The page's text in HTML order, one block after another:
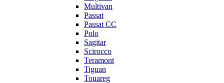
Multivan
Passat
Passat CC
Polo
Sagitar
Scirocco
Teramont
Tiguan
Touareg